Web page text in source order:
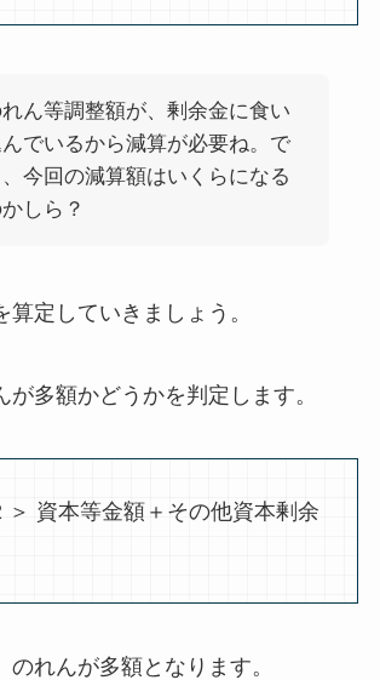
ん等調整額が、剰余金に食い
でいるから減算が必要ね。で
、今回の減算額はいくらになる
しら？
算定していきましょう。
が多額かどうかを判定します。
＞ 資本等金額＋その他資本剰余
のれんが多額となります。